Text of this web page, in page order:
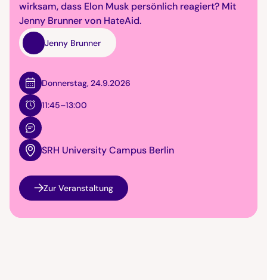
wirksam, dass Elon Musk persönlich reagiert? Mit
Jenny Brunner von HateAid.
Jenny Brunner
Donnerstag,24.9.2026
11:45–13:00
SRH University Campus Berlin
Zur Veranstaltung